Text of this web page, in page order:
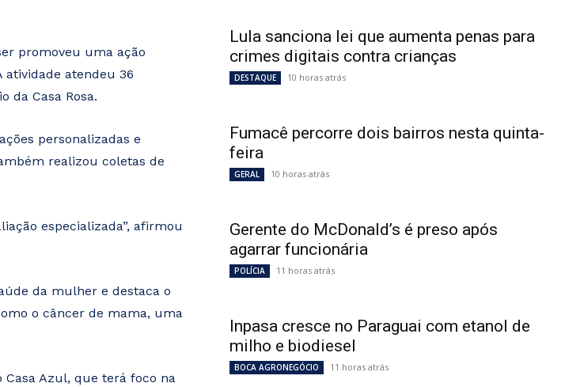
promoveu uma ação
atendeu 36
da Casa Rosa.
personalizadas e
realizou coletas de
especializada”, afirmou
da mulher e destaca o
o câncer de mama, uma
Casa Azul, que terá foco na
Lula sanciona lei que aumenta penas para
crimes digitais contra crianças
DESTAQUE 10 horas atrás
Fumacê percorre dois bairros nesta quinta-
feira
GERAL 10 horas atrás
Gerente do McDonald’s é preso após
agarrar funcionária
POLÍCIA 11 horas atrás
Inpasa cresce no Paraguai com etanol de
milho e biodiesel
BOCA AGRONEGÓCIO 11 horas atrás